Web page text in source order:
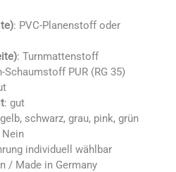
: PVC-Planenstoff oder
: Turnmattenstoff
Schaumstoff PUR (RG 35)
: gut
schwarz, grau, pink, grün
Nein
individuell wählbar
/ Made in Germany